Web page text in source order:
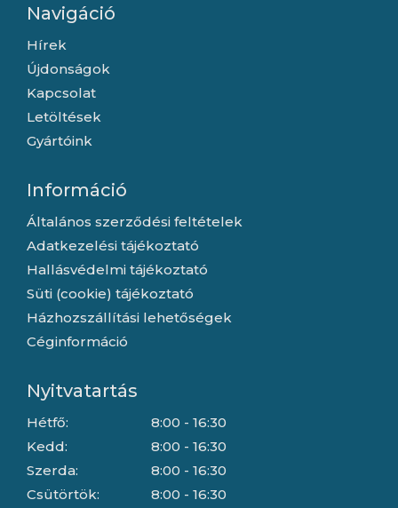
Navigáció
Hírek
Újdonságok
Kapcsolat
Letöltések
Gyártóink
Információ
Általános szerződési feltételek
Adatkezelési tájékoztató
Hallásvédelmi tájékoztató
Süti (cookie) tájékoztató
Házhozszállítási lehetőségek
Céginformáció
Nyitvatartás
Hétfő:
Kedd:
Szerda:
Csütörtök:
8:00 - 16:30
8:00 - 16:30
8:00 - 16:30
8:00 - 16:30